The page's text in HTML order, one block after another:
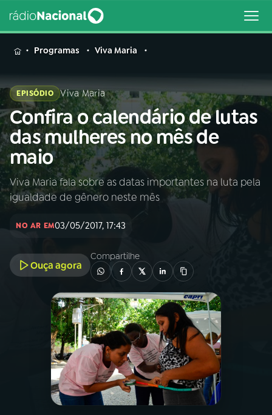
MENU
Buscar
na
Rádio
Nacional
Buscar
AO VIVO
INÍCIO
A RÁDIO
PROGRAMAÇÃO
PROGRAMAS
PODCASTS
Programas Viva Maria
EPISÓDIO Viva Maria
Confira o calendário de lutas
das mulheres no mês de
maio
Viva Maria fala sobre as datas importantes na luta pela
igualdade de gênero neste mês
NO AR EM03/05/2017, 17:43
Ouça agora
Compartilhe